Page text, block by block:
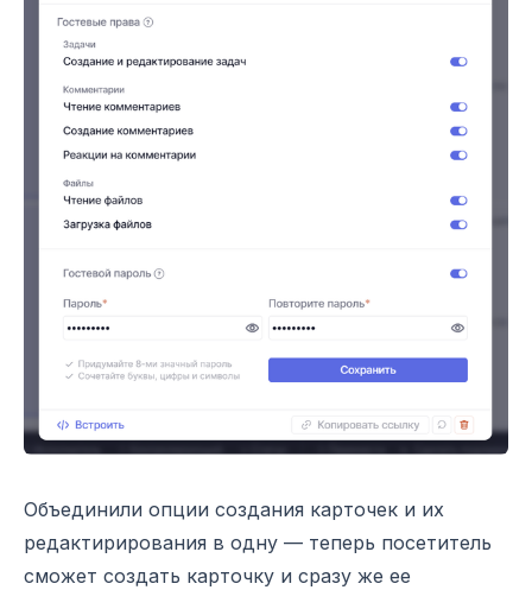
Объединили опции создания карточек и их
редактирирования в одну — теперь посетитель
сможет создать карточку и сразу же ее